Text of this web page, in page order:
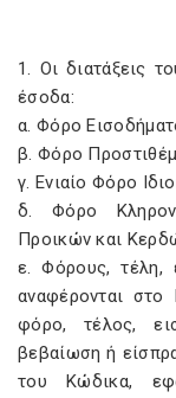
1. Οι διατάξεις
έσοδα:
α. Φόρο
β. Φόρο
γ. Ενιαίο Φόρο
δ. Φόρο
Προικών και
ε. Φόρους, τέλη,
αναφέρονται
φόρο, τέλος,
βεβαίωση ή
του Κώδικα,